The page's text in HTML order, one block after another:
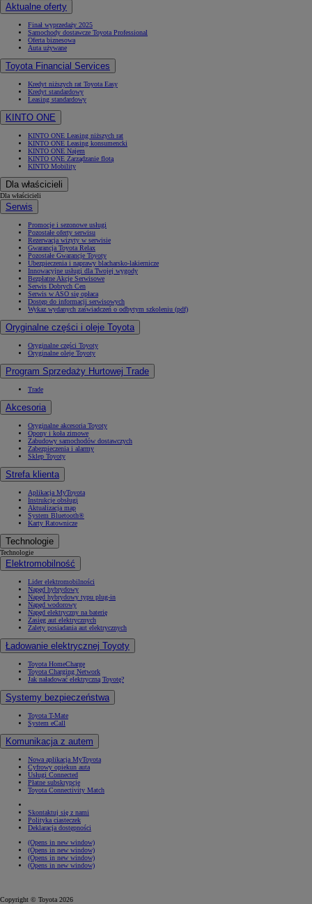
Aktualne oferty
Finał wyprzedaży 2025
Samochody dostawcze Toyota Professional
Oferta biznesowa
Auta używane
Toyota Financial Services
Kredyt niższych rat Toyota Easy
Kredyt standardowy
Leasing standardowy
KINTO ONE
KINTO ONE Leasing niższych rat
KINTO ONE Leasing konsumencki
KINTO ONE Najem
KINTO ONE Zarządzanie flotą
KINTO Mobility
Dla właścicieli
Dla właścicieli
Serwis
Promocje i sezonowe usługi
Pozostałe oferty serwisu
Rezerwacja wizyty w serwisie
Gwarancja Toyota Relax
Pozostałe Gwarancje Toyoty
Ubezpieczenia i naprawy blacharsko-lakiernicze
Innowacyjne usługi dla Twojej wygody
Bezpłatne Akcje Serwisowe
Serwis Dobrych Cen
Serwis w ASO się opłaca
Dostęp do informacji serwisowych
Wykaz wydanych zaświadczeń o odbytym szkoleniu (pdf)
Oryginalne części i oleje Toyota
Oryginalne części Toyoty
Oryginalne oleje Toyoty
Program Sprzedaży Hurtowej Trade
Trade
Akcesoria
Oryginalne akcesoria Toyoty
Opony i koła zimowe
Zabudowy samochodów dostawczych
Zabezpieczenia i alarmy
Sklep Toyoty
Strefa klienta
Aplikacja MyToyota
Instrukcje obsługi
Aktualizacja map
System Bluetooth®
Karty Ratownicze
Technologie
Technologie
Elektromobilność
Lider elektromobilności
Napęd hybrydowy
Napęd hybrydowy typu plug-in
Napęd wodorowy
Napęd elektryczny na baterię
Zasięg aut elektrycznych
Zalety posiadania aut elektrycznych
Ładowanie elektrycznej Toyoty
Toyota HomeCharge
Toyota Charging Network
Jak naładować elektryczną Toyotę?
Systemy bezpieczeństwa
Toyota T-Mate
System eCall
Komunikacja z autem
Nowa aplikacja MyToyota
Cyfrowy opiekun auta
Usługi Connected
Płatne subskrypcje
Toyota Connectivity Match
Skontaktuj się z nami
Polityka ciasteczek
Deklaracja dostępności
(Opens in new window)
(Opens in new window)
(Opens in new window)
(Opens in new window)
Copyright © Toyota 2026